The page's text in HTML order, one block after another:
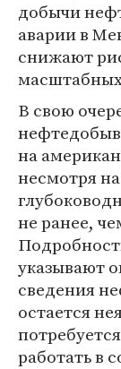
добычи
аварии в
снижают
масштабных
В свою
на
несмотря
не ранее,
указывают
сведения
остается
работать в